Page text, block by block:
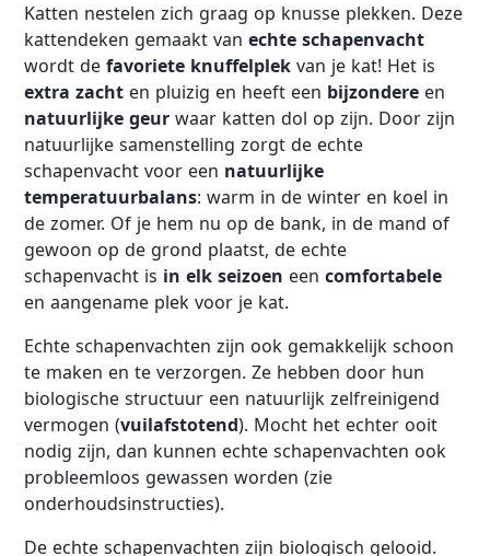
Katten nestelen zich graag op knusse plekken. Deze
kattendeken gemaakt vanechte schapenvacht
wordt defavoriete knuffelplek van je kat! Het is
extra zacht en pluizig en heeft een bijzondere en
natuurlijke geur waar katten dol op zijn. Door zijn
natuurlijke samenstelling zorgt de echte
schapenvacht voor een natuurlijke
temperatuurbalans: warm in de winter en koel in
de zomer. Of je hem nu op de bank, in de mand of
gewoon op de grond plaatst, de echte
schapenvacht is in elk seizoen eencomfortabele
en aangename plek voor je kat.
Echte schapenvachten zijn ook gemakkelijk schoon
te maken en te verzorgen. Ze hebben door hun
biologische structuur een natuurlijk zelfreinigend
vermogen (vuilafstotend). Mocht het echter ooit
nodig zijn, dan kunnen echte schapenvachten ook
probleemloos gewassen worden (zie
onderhoudsinstructies).
De echte schapenvachten zijn biologisch gelooid.